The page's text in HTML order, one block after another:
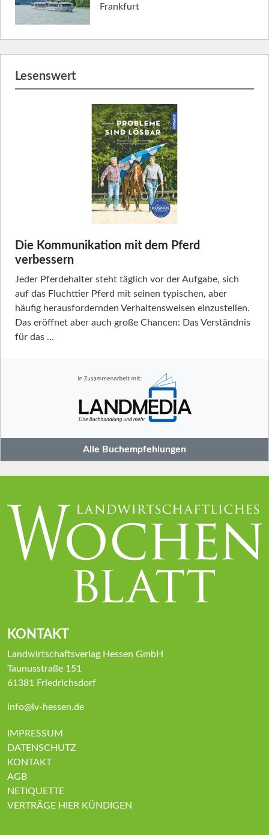
Frankfurt
Lesenswert
Die Kommunikation mit dem Pferd
verbessern
Jeder Pferdehalter steht täglich vor der Aufgabe, sich
auf das Fluchttier Pferd mit seinen typischen, aber
häufig herausfordernden Verhaltensweisen einzustellen.
Das eröffnet aber auch große Chancen: Das Verständnis
für das …
Alle Buchempfehlungen
KONTAKT
Landwirtschaftsverlag Hessen GmbH
Taunusstraße 151
61381 Friedrichsdorf
info@lv-hessen.de
IMPRESSUM
DATENSCHUTZ
KONTAKT
AGB
NETIQUETTE
VERTRÄGE HIER KÜNDIGEN